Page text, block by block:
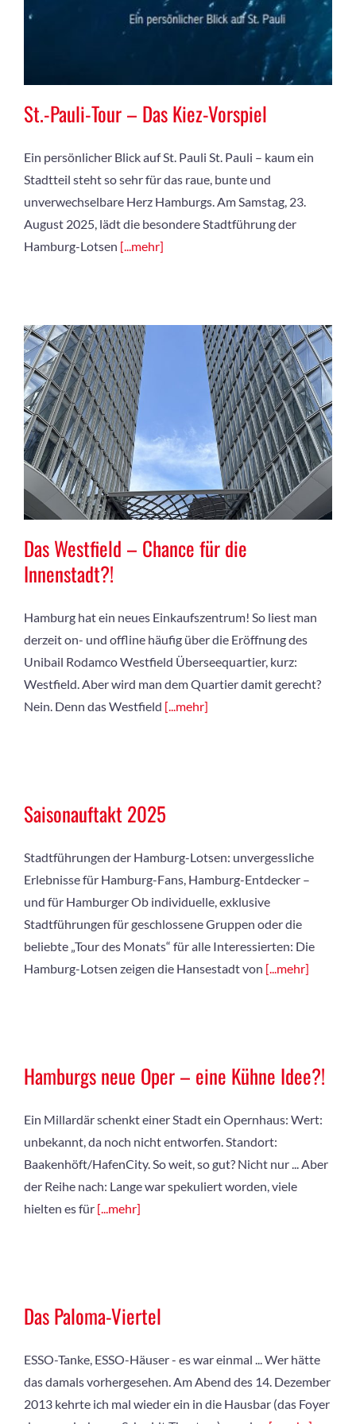
St.-Pauli-Tour – Das Kiez-Vorspiel
Ein persönlicher Blick auf St. Pauli St. Pauli – kaum ein
Stadtteil steht so sehr für das raue, bunte und
unverwechselbare Herz Hamburgs. Am Samstag, 23.
August 2025, lädt die besondere Stadtführung der
Hamburg-Lotsen [...mehr]
Das Westfield – Chance für die
Innenstadt?!
Hamburg hat ein neues Einkaufszentrum! So liest man
derzeit on- und offline häufig über die Eröffnung des
Unibail Rodamco Westfield Überseequartier, kurz:
Westfield. Aber wird man dem Quartier damit gerecht?
Nein. Denn das Westfield [...mehr]
Saisonauftakt 2025
Stadtführungen der Hamburg-Lotsen: unvergessliche
Erlebnisse für Hamburg-Fans, Hamburg-Entdecker –
und für Hamburger Ob individuelle, exklusive
Stadtführungen für geschlossene Gruppen oder die
beliebte „Tour des Monats“ für alle Interessierten: Die
Hamburg-Lotsen zeigen die Hansestadt von [...mehr]
Hamburgs neue Oper – eine Kühne Idee?!
Ein Millardär schenkt einer Stadt ein Opernhaus: Wert:
unbekannt, da noch nicht entworfen. Standort:
Baakenhöft/HafenCity. So weit, so gut? Nicht nur ... Aber
der Reihe nach: Lange war spekuliert worden, viele
hielten es für [...mehr]
Das Paloma-Viertel
ESSO-Tanke, ESSO-Häuser - es war einmal ... Wer hätte
das damals vorhergesehen. Am Abend des 14. Dezember
2013 kehrte ich mal wieder ein in die Hausbar (das Foyer